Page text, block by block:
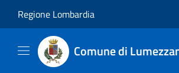
Regione Lombardia
Comune di